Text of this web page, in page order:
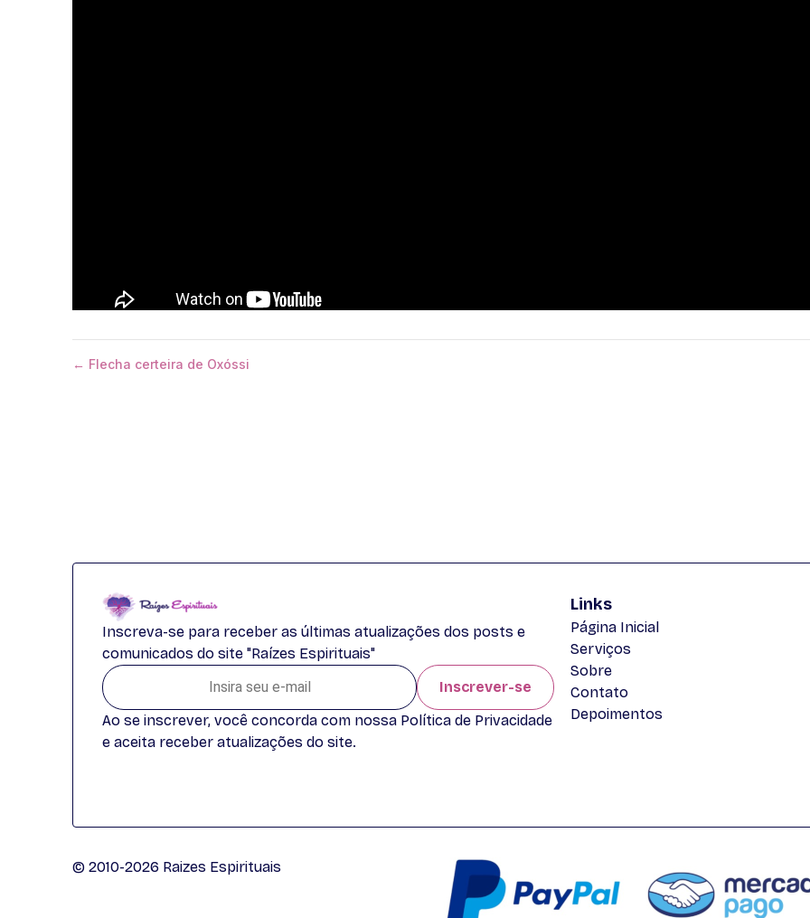
← Flecha certeira de Oxóssi
Inscreva-se para receber as últimas atualizações dos posts e
comunicados do site "Raízes Espirituais"
Inscrever-se
Ao se inscrever, você concorda com nossa Política de Privacidade
e aceita receber atualizações do site.
Links
Página Inicial
Serviços
Sobre
Contato
Depoimentos
© 2010-2026 Raizes Espirituais